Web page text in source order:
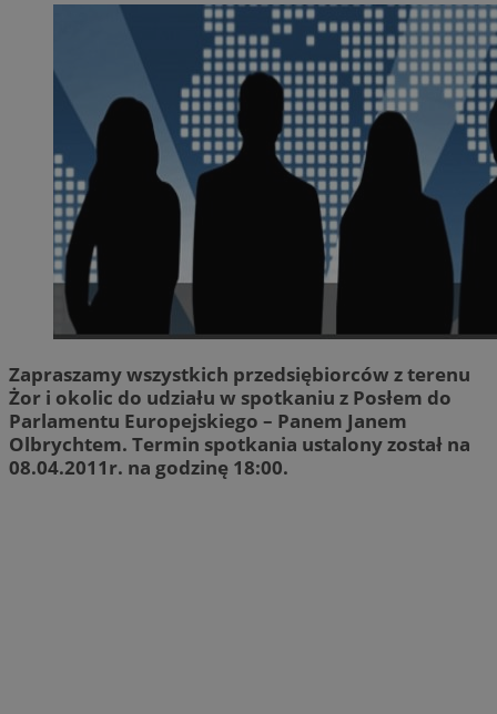
Zapraszamy wszystkich przedsiębiorców z terenu
Żor i okolic do udziału w spotkaniu z Posłem do
Parlamentu Europejskiego – Panem Janem
Olbrychtem. Termin spotkania ustalony został na
08.04.2011r. na godzinę 18:00.